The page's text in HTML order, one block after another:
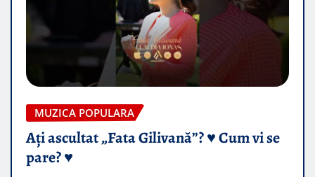
MUZICA POPULARA
Ați ascultat „Fata Gilivană”? ♥️ Cum vi se
pare? ♥️